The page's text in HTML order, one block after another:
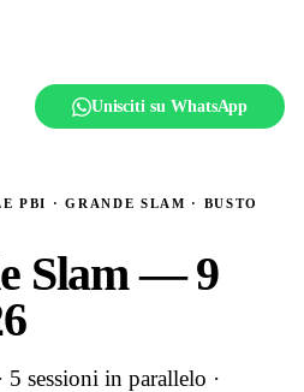
il club
Unisciti su WhatsApp
PBI · GRANDE SLAM · BUSTO
Slam — 9
sessioni in parallelo ·